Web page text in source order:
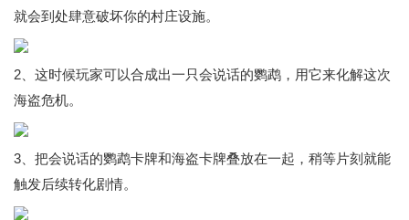
就会到处肆意破坏你的村庄设施。
2、这时候玩家可以合成出一只会说话的鹦鹉，用它来化解这次
海盗危机。
3、把会说话的鹦鹉卡牌和海盗卡牌叠放在一起，稍等片刻就能
触发后续转化剧情。